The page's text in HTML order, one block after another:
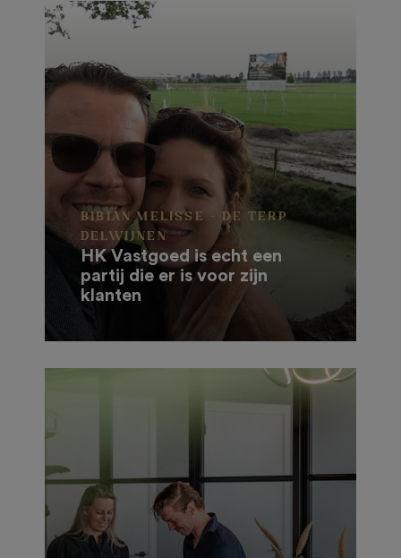
BIBIAN MELISSE - DE TERP
DELWIJNEN
HK Vastgoed is echt een
partij die er is voor zijn
klanten